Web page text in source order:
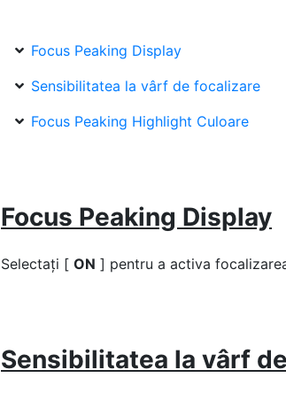
Focus Peaking Display
Sensibilitatea la vârf de focalizare
Focus Peaking Highlight Culoare
Focus Peaking Display
Selectați [ ON ] pentru a activa
Sensibilitatea la vârf